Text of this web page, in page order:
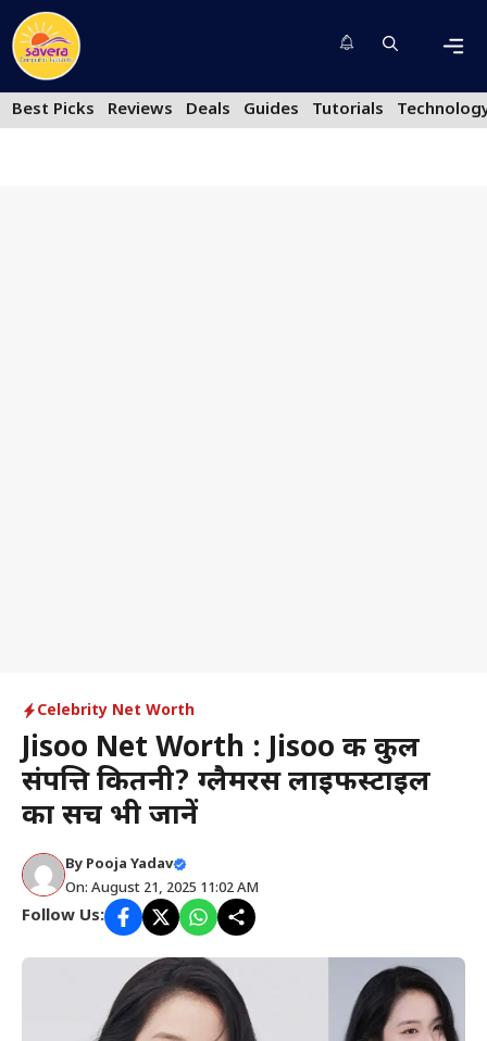
Skip
to
content
Best Picks
Reviews Deals Guides Tutorials
Celebrity Net Worth
Jisoo Net Worth : Jisoo की कुल
संपत्ति कितनी? ग्लैमरस लाइफस्टाइल
का सच भी जानें
By Pooja Yadav
On: August 21, 2025 11:02 AM
Follow Us: